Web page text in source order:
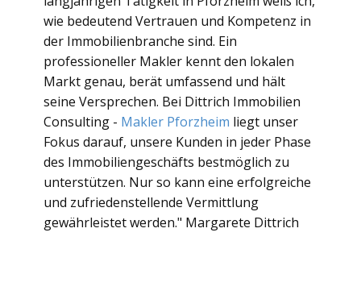
wie bedeutend Vertrauen und Kompetenz in
der Immobilienbranche sind. Ein
professioneller Makler kennt den lokalen
Markt genau, berät umfassend und hält
seine Versprechen. Bei Dittrich Immobilien
Consulting - Makler Pforzheim liegt unser
Fokus darauf, unsere Kunden in jeder Phase
des Immobiliengeschäfts bestmöglich zu
unterstützen. Nur so kann eine erfolgreiche
und zufriedenstellende Vermittlung
gewährleistet werden." Margarete Dittrich